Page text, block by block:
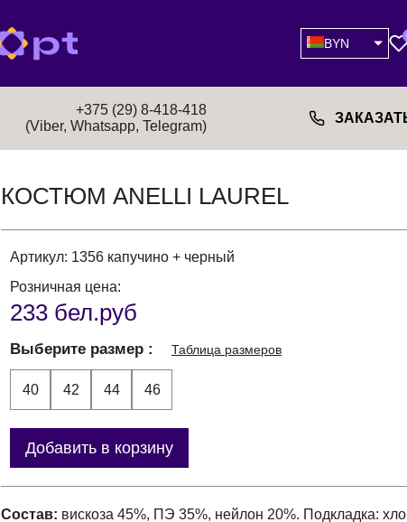
BYN
+375 (29) 8-418-418
(Viber, Whatsapp, Telegram)
КОСТЮМ ANELLI LAUREL
Артикул: 1356 капучино + черный
Розничная цена:
233 бел.руб
Выберите размер Таблица размеров
40 42 44 46
Добавить в корзину
Состав: вискоза 45%, ПЭ 35%, нейлон 20%. Подкладка: